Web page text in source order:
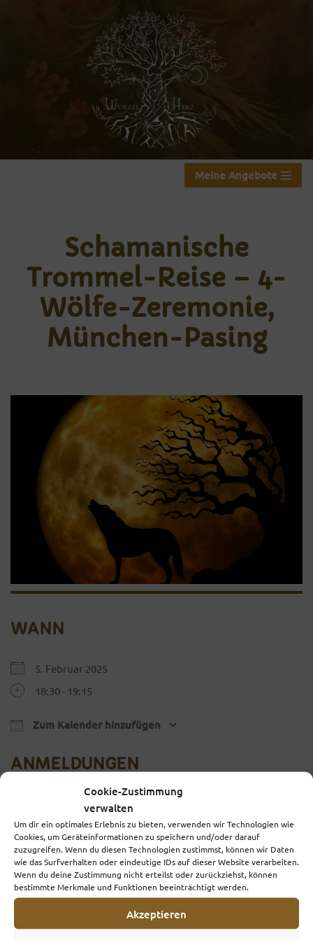
Cookie-Zustimmung
verwalten
Um dir ein optimales Erlebnis zu bieten, verwenden wir Technologien wie
Cookies, um Geräteinformationen zu speichern und/oder darauf
zuzugreifen. Wenn du diesen Technologien zustimmst, können wir Daten
wie das Surfverhalten oder eindeutige IDs auf dieser Website verarbeiten.
Wenn du deine Zustimmung nicht erteilst oder zurückziehst, können
bestimmte Merkmale und Funktionen beeinträchtigt werden.
Akzeptieren
Meine Angebote
Schamanische
Trommel-Reise – 4-
Wölfe-Zeremonie,
München-Pasing
WANN
5. Februar 2025
18:30 - 19:15
Zum Kalender hinzufügen
ANMELDUNGEN
Buchungen geschlossen
WO
Praxisgemeinschaft, Gleichmannstraße 1, 81241
München-Pasing (2. OG)
Gleichmannstr. 1, München, 81241